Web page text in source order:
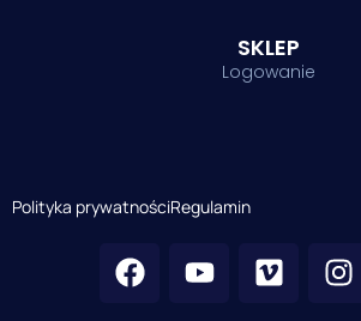
SKLEP
Logowanie
Polityka prywatnościRegulamin